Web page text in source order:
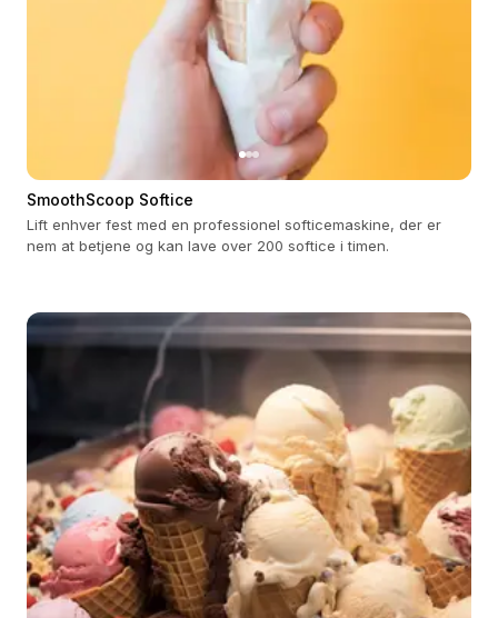
SmoothScoop Softice
Lift enhver fest med en professionel softicemaskine, der er
nem at betjene og kan lave over 200 softice i timen.